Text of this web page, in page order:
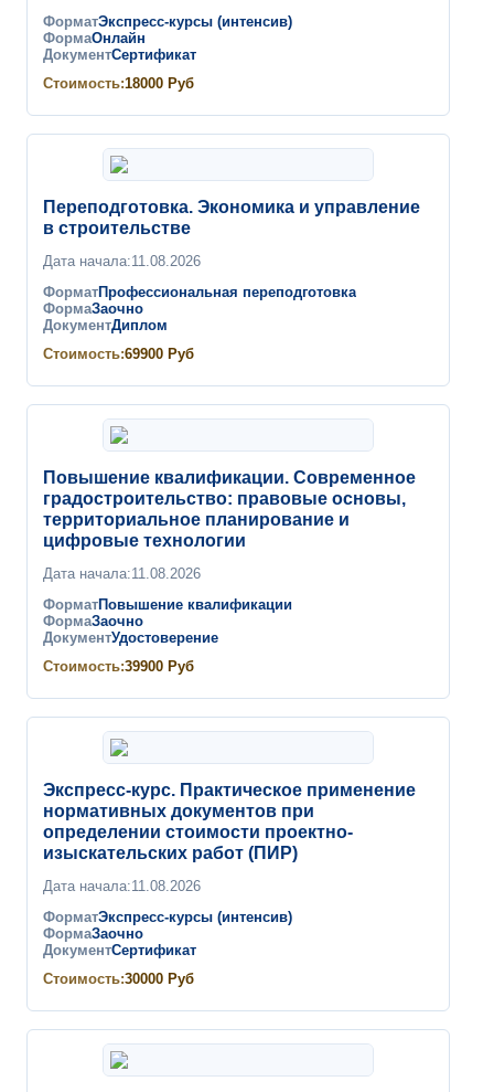
ФорматЭкспресс-курсы (интенсив)
ФормаОнлайн
ДокументСертификат
Стоимость:18000 Руб
Переподготовка. Экономика и управление
в строительстве
Дата начала:11.08.2026
ФорматПрофессиональная переподготовка
ФормаЗаочно
ДокументДиплом
Стоимость:69900 Руб
Повышение квалификации. Современное
градостроительство: правовые основы,
территориальное планирование и
цифровые технологии
Дата начала:11.08.2026
ФорматПовышение квалификации
ФормаЗаочно
ДокументУдостоверение
Стоимость:39900 Руб
Экспресс-курс. Практическое применение
нормативных документов при
определении стоимости проектно-
изыскательских работ (ПИР)
Дата начала:11.08.2026
ФорматЭкспресс-курсы (интенсив)
ФормаЗаочно
ДокументСертификат
Стоимость:30000 Руб